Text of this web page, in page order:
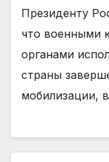
Президенту
что военными
органами
страны
мобилизации,